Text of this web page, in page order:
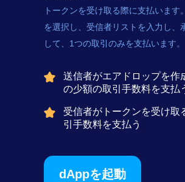
トークンを受け取る際に支払います
を選択し、受信者リストを入力し、
して、1つの取引のみを支払います。
送信者がエアドロップを作
の少額の取引手数料を支払
受信者がトークンを受け取
引手数料を支払う
dAppを起動